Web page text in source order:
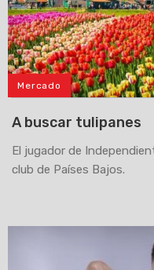
Mercado
A buscar tulipanes
El jugador de
club de Países Bajos.